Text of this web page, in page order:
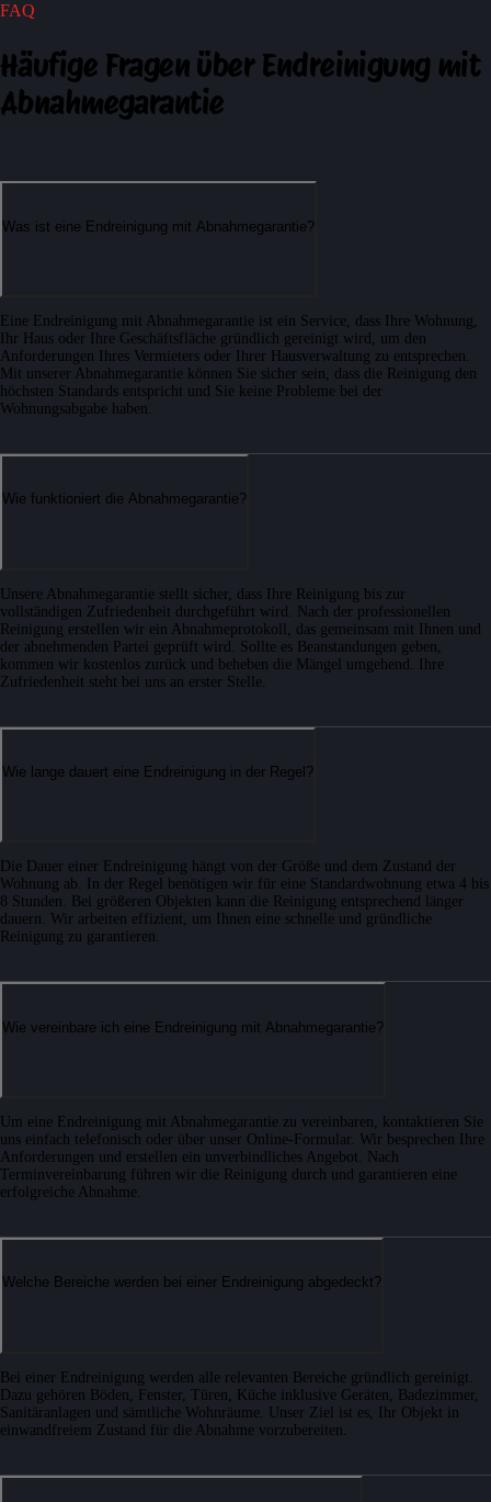
FAQ
Häufige Fragenüber Endreinigung mit
Abnahmegarantie
Was ist eine Endreinigung mit Abnahmegarantie?
Eine Endreinigung mit Abnahmegarantie ist ein Service, dass Ihre Wohnung,
Ihr Haus oder Ihre Geschäftsfläche gründlich gereinigt wird, um den
Anforderungen Ihres Vermieters oder Ihrer Hausverwaltung zu entsprechen.
Mit unserer Abnahmegarantie können Sie sicher sein, dass die Reinigung den
höchsten Standards entspricht und Sie keine Probleme bei der
Wohnungsabgabe haben.
Wie funktioniert die Abnahmegarantie?
Unsere Abnahmegarantie stellt sicher, dass Ihre Reinigung bis zur
vollständigen Zufriedenheit durchgeführt wird. Nach der professionellen
Reinigung erstellen wir ein Abnahmeprotokoll, das gemeinsam mit Ihnen und
der abnehmenden Partei geprüft wird. Sollte es Beanstandungen geben,
kommen wir kostenlos zurück und beheben die Mängel umgehend. Ihre
Zufriedenheit steht bei uns an erster Stelle.
Wie lange dauert eine Endreinigung in der Regel?
Die Dauer einer Endreinigung hängt von der Größe und dem Zustand der
Wohnung ab. In der Regel benötigen wir für eine Standardwohnung etwa 4 bis
8 Stunden. Bei größeren Objekten kann die Reinigung entsprechend länger
dauern. Wir arbeiten effizient, um Ihnen eine schnelle und gründliche
Reinigung zu garantieren.
Wie vereinbare ich eine Endreinigung mit Abnahmegarantie?
Um eine Endreinigung mit Abnahmegarantie zu vereinbaren, kontaktieren Sie
uns einfach telefonisch oder über unser Online-Formular. Wir besprechen Ihre
Anforderungen und erstellen ein unverbindliches Angebot. Nach
Terminvereinbarung führen wir die Reinigung durch und garantieren eine
erfolgreiche Abnahme.
Welche Bereiche werden bei einer Endreinigung abgedeckt?
Bei einer Endreinigung werden alle relevanten Bereiche gründlich gereinigt.
Dazu gehören Böden, Fenster, Türen, Küche inklusive Geräten, Badezimmer,
Sanitäranlagen und sämtliche Wohnräume. Unser Ziel ist es, Ihr Objekt in
einwandfreiem Zustand für die Abnahme vorzubereiten.